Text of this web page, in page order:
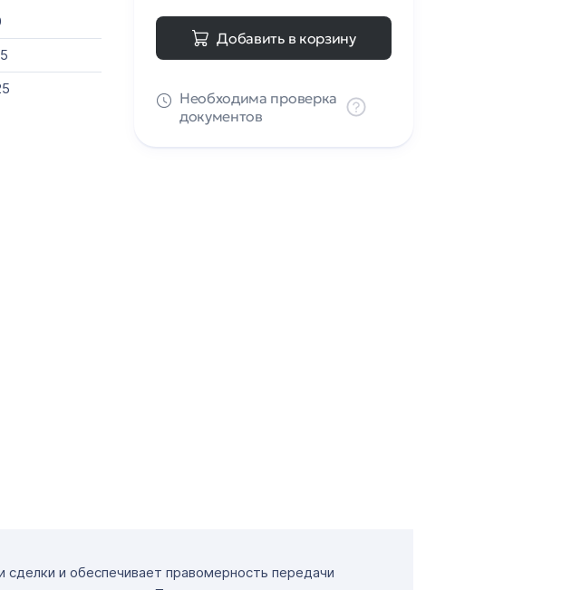
Добавить в корзину
Необходима проверка
документов
и обеспечивает правомерность передачи